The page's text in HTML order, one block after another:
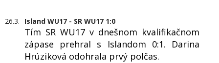
26.3. Island WU17 - SR WU17 1:0
Tím SR WU17 v dnešnom kvalifikačnom
zápase prehral s Islandom 0:1. Darina
Hrúziková odohrala prvý polčas.